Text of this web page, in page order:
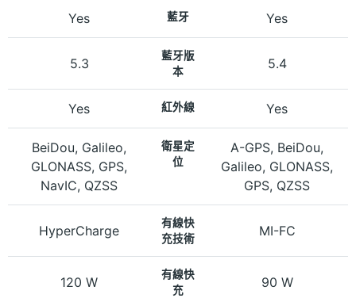
Yes 藍牙 Yes
5.3
藍牙版
本
5.4
Yes 紅外線 Yes
BeiDou, Galileo,
GLONASS, GPS,
NavIC, QZSS
衛星定
位
A-GPS, BeiDou,
Galileo, GLONASS,
GPS, QZSS
HyperCharge
有線快
充技術
MI-FC
120 W
有線快
充
90 W